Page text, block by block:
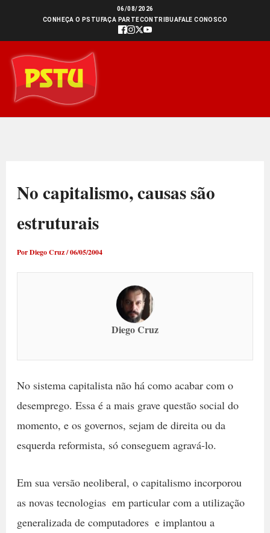
conteúdo
06/08/2026
CONHEÇA O PSTU FAÇA PARTECONTRIBUAFALE CONOSCO
No capitalismo, causas são
estruturais
PorDiego Cruz/06/05/2004
Diego Cruz
No sistema capitalista não há como acabar com o
desemprego. Essa é a mais grave questão social do
momento, e os governos, sejam de direita ou da
esquerda reformista, só conseguem agravá-lo.
Em sua versão neoliberal, o capitalismo incorporou
as novas tecnologias  em particular com a utilização
generalizada de computadores  e implantou a